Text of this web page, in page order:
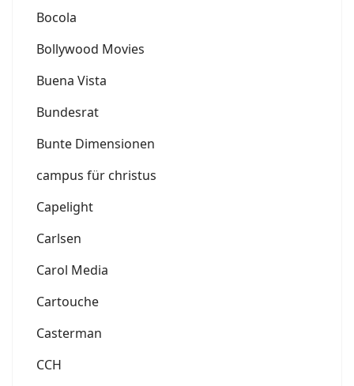
Bocola
Bollywood Movies
Buena Vista
Bundesrat
Bunte Dimensionen
campus für christus
Capelight
Carlsen
Carol Media
Cartouche
Casterman
CCH